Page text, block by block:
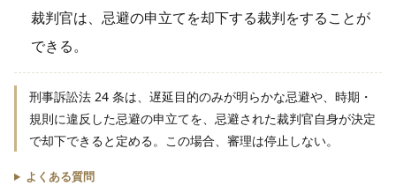
裁判官は、忌避の申立てを却下する裁判をすることが
できる。
刑事訴訟法 24 条は、遅延目的のみが明らかな忌避や、時期・
規則に違反した忌避の申立てを、忌避された裁判官自身が決定
で却下できると定める。この場合、審理は停止しない。
よくある質問